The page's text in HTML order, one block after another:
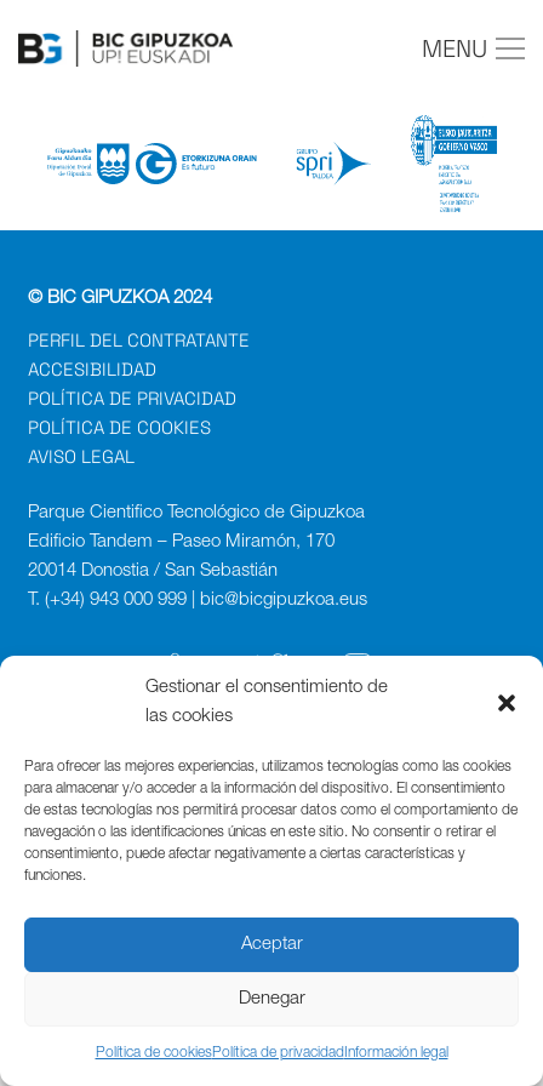
Gestionar el consentimiento de
las cookies
Para ofrecer las mejores experiencias, utilizamos tecnologías como las cookies
para almacenar y/o acceder a la información del dispositivo. El consentimiento
de estas tecnologías nos permitirá procesar datos como el comportamiento de
navegación o las identificaciones únicas en este sitio. No consentir o retirar el
consentimiento, puede afectar negativamente a ciertas características y
funciones.
Aceptar
Denegar
Política de cookiesPolítica de privacidad Información legal
MENU
© BIC GIPUZKOA 2024
PERFIL DEL CONTRATANTE
ACCESIBILIDAD
POLÍTICA DE PRIVACIDAD
POLÍTICA DE COOKIES
AVISO LEGAL
Parque Cientifico Tecnológico de Gipuzkoa
Edificio Tandem – Paseo Miramón, 170
20014 Donostia / San Sebastián
T. (+34) 943 000 999 | bic@bicgipuzkoa.eus